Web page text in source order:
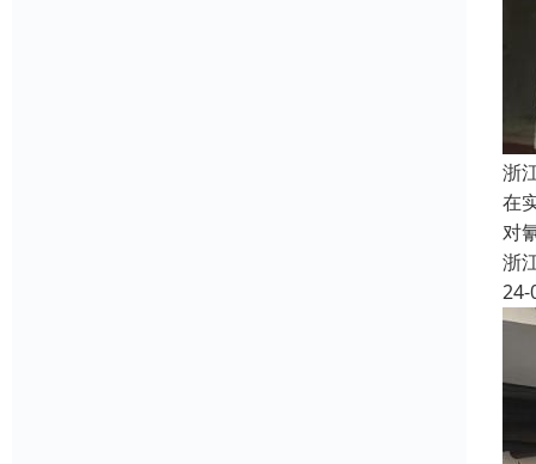
浙
在
对
浙
24-